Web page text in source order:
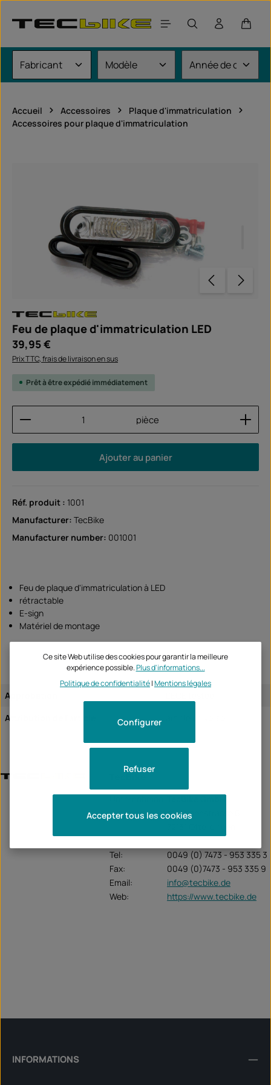
Le
Accueil Accessoires
Plaque d'immatriculation
Accessoires pour plaque d'immatriculation
Feu de plaque d'immatriculation LED
Prix régulier :
39,95 €
Prix TTC, frais de livraison en sus
Prêt à être expédié immédiatement
Quantité de produit : Entrez la quantité
pièce
Ajouter au panier
Réf. produit : 1001
Manufacturer: TecBike
Manufacturer number: 001001
Feu de plaque d'immatriculation à LED
rétractable
E-sign
Matériel de montage
Approbation:
Attribution de l'article:
TecBike
TecBike GmbH
Krummenstrasse 6
Tel:
0049 (0) 7473 - 953 335 3
Fax:
0049 (0)7473 - 953 335 9
Email:
info@tecbike.de
Web:
https://www.tecbike.de
INFORMATIONS
Ce site Web utilise des cookies pour garantir la meilleure
expérience possible.Plus d'informations...
Politique de confidentialité|Mentions légales
Refuser
Configurer
Accepter tous les cookies